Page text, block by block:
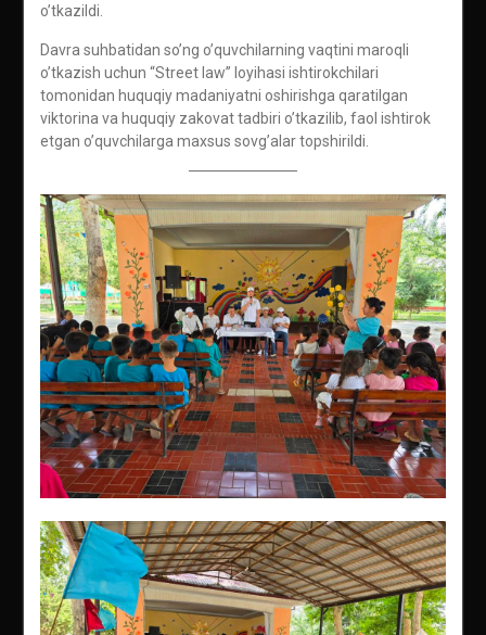
o’tkazildi.
Davra suhbatidan so’ng o’quvchilarning vaqtini maroqli
o’tkazish uchun “Street law” loyihasi ishtirokchilari
tomonidan huquqiy madaniyatni oshirishga qaratilgan
viktorina va huquqiy zakovat tadbiri o’tkazilib, faol ishtirok
etgan o’quvchilarga maxsus sovg’alar topshirildi.